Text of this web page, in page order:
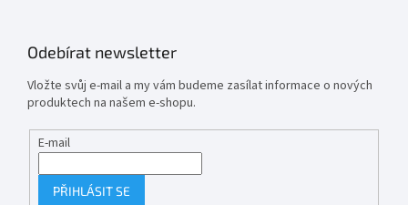
Odebírat newsletter
Vložte svůj e-mail a my vám budeme zasílat informace o nových
produktech na našem e-shopu.
E-mail
PŘIHLÁSIT SE